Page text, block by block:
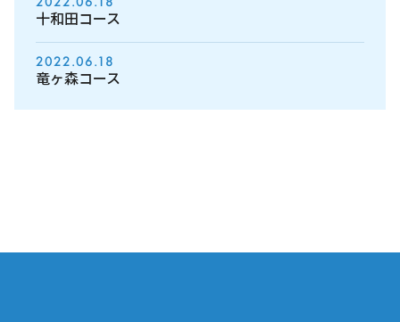
十和田コース
2022.06.18
竜ヶ森コース